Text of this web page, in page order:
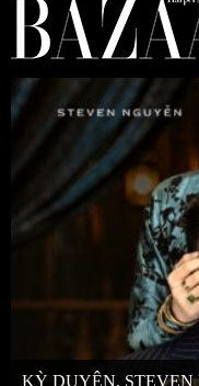
KỲ DUYÊN, STEVEN